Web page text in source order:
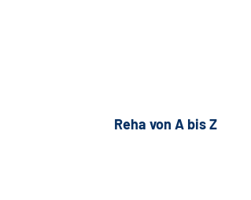
Reha von A bis Z